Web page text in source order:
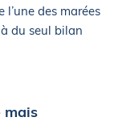
l’une des marées
du seul bilan
mais